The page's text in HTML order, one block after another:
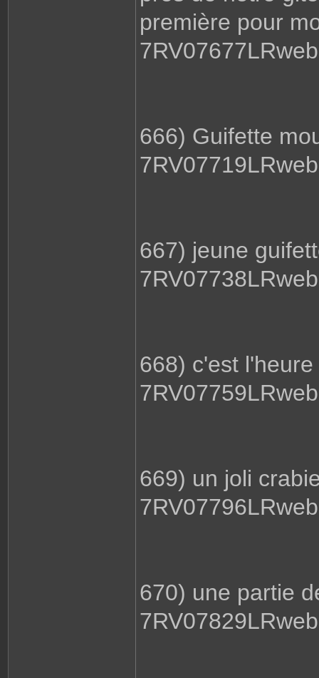
première pour
666) Guifette
667) jeune
668) c'est
669) un joli
670) une partie